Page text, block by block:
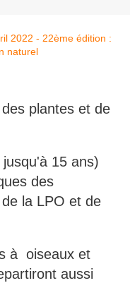
plantes et de
15 ans)
des
la LPO et de
à oiseaux et
aussi